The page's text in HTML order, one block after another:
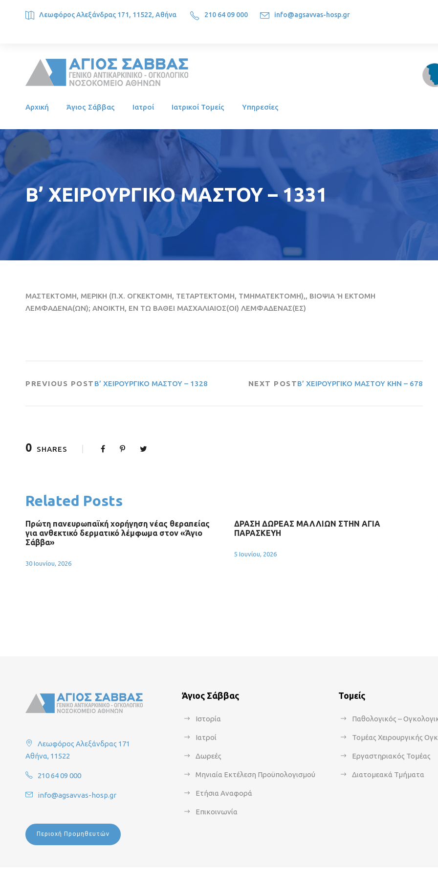
Λεωφόρος Αλεξάνδρας 171, 11522, Αθήνα 210 64 09 000 info@agsavvas-hosp.gr
Αρχική Άγιος Σάββας Ιατροί Ιατρικοί Τομείς Υπηρεσίες
Β’ ΧΕΙΡΟΥΡΓΙΚΟ ΜΑΣΤΟΥ – 1331
ΜΑΣΤΕΚΤΟΜΗ, ΜΕΡΙΚΗ (Π.Χ. ΟΓΚΕΚΤΟΜΗ, ΤΕΤΑΡΤΕΚΤΟΜΗ, ΤΜΗΜΑΤΕΚΤΟΜΗ),, ΒΙΟΨΙΑ Ή ΕΚΤΟΜΗ
ΛΕΜΦΑΔΕΝΑ(ΩΝ); ΑΝΟΙΚΤΗ, ΕΝ ΤΩ ΒΑΘΕΙ ΜΑΣΧΑΛΙΑΙΟΣ(ΟΙ) ΛΕΜΦΑΔΕΝΑΣ(ΕΣ)
PREVIOUS POST Β’ ΧΕΙΡΟΥΡΓΙΚΟ ΜΑΣΤΟΥ – 1328 NEXT POSTΒ’ ΧΕΙΡΟΥΡΓΙΚΟ ΜΑΣΤΟΥ ΚΗΝ – 678
0 SHARES
Related Posts
Πρώτη πανευρωπαϊκή χορήγηση νέας θεραπείας
για ανθεκτικό δερματικό λέμφωμα στον «Άγιο
Σάββα»
30 Ιουνίου, 2026
ΔΡΑΣΗ ΔΩΡΕΑΣ ΜΑΛΛΙΩΝ ΣΤΗΝ ΑΓΙΑ
ΠΑΡΑΣΚΕΥΗ
5 Ιουνίου, 2026
Λεωφόρος Αλεξάνδρας 171
Αθήνα, 11522
210 64 09 000
info@agsavvas-hosp.gr
Περιοχή Προμηθευτών
Άγιος Σάββας
Ιστορία
Ιατροί
Δωρεές
Μηνιαία Εκτέλεση Προϋπολογισμού
Ετήσια Αναφορά
Επικοινωνία
Τομείς
Παθολογικός –
Τομέας Χειρουργικής
Εργαστηριακός Τομέας
Διατομεακά Τμήματα